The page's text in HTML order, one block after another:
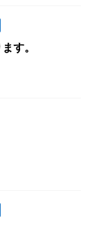
す。